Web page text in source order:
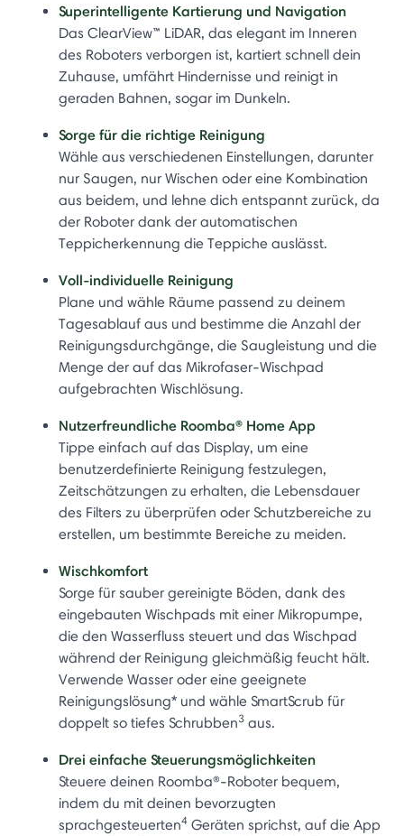
Superintelligente Kartierung und Navigation
Das ClearView™ LiDAR, das elegant im Inneren
des Roboters verborgen ist, kartiert schnell dein
Zuhause, umfährt Hindernisse und reinigt in
geraden Bahnen, sogar im Dunkeln.
Sorge für die richtige Reinigung
Wähle aus verschiedenen Einstellungen, darunter
nur Saugen, nur Wischen oder eine Kombination
aus beidem, und lehne dich entspannt zurück, da
der Roboter dank der automatischen
Teppicherkennung die Teppiche auslässt.
Voll-individuelle Reinigung
Plane und wähle Räume passend zu deinem
Tagesablauf aus und bestimme die Anzahl der
Reinigungsdurchgänge, die Saugleistung und die
Menge der auf das Mikrofaser-Wischpad
aufgebrachten Wischlösung.
Nutzerfreundliche Roomba® Home App
Tippe einfach auf das Display, um eine
benutzerdefinierte Reinigung festzulegen,
Zeitschätzungen zu erhalten, die Lebensdauer
des Filters zu überprüfen oder Schutzbereiche zu
erstellen, um bestimmte Bereiche zu meiden.
Wischkomfort
Sorge für sauber gereinigte Böden, dank des
eingebauten Wischpads mit einer Mikropumpe,
die den Wasserfluss steuert und das Wischpad
während der Reinigung gleichmäßig feucht hält.
Verwende Wasser oder eine geeignete
Reinigungslösung* und wähle SmartScrub für
doppelt so tiefes Schrubben3 aus.
Drei einfache Steuerungsmöglichkeiten
Steuere deinen Roomba®-Roboter bequem,
indem du mit deinen bevorzugten
sprachgesteuerten4 Geräten sprichst, auf die App